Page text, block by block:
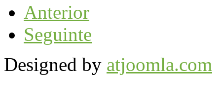
Anterior
Seguinte
Designed by atjoomla.com